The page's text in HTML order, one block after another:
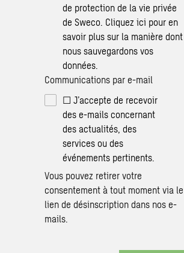
de protection de la vie privée
de Sweco. Cliquez ici pour en
savoir plus sur la manière dont
nous sauvegardons vos
données.
Communications par e-mail
☐ J’accepte de recevoir
des e-mails concernant
des actualités, des
services ou des
événements pertinents.
Vous pouvez retirer votre
consentement à tout moment via le
lien de désinscription dans nos e-
mails.